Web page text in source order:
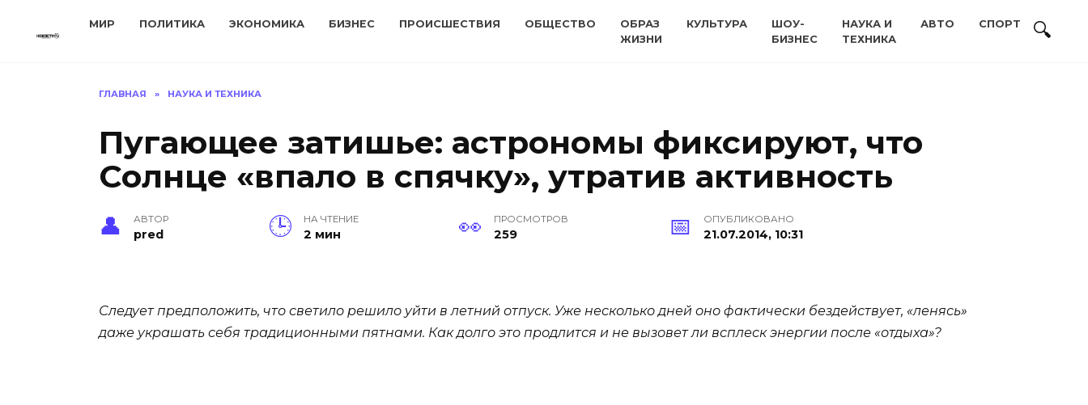
МИР ПОЛИТИКА ЭКОНОМИКА БИЗНЕС ПРОИСШЕСТВИЯ ОБЩЕСТВО
ОБРАЗ
ЖИЗНИ
КУЛЬТУРА
ШОУ-
БИЗНЕС
НАУКА И
ТЕХНИКА
АВТО СПОРТ
ГЛАВНАЯ » НАУКА И ТЕХНИКА
Пугающее затишье: астрономы фиксируют, что
Солнце «впало в спячку», утратив активность
АВТОР
pred
НА ЧТЕНИЕ
2 мин
ПРОСМОТРОВ
259
ОПУБЛИКОВАНО
21.07.2014, 10:31
Следует предположить, что светило решило уйти в летний отпуск. Уже несколько дней оно фактически бездействует, «ленясь»
даже украшать себя традиционными пятнами. Как долго это продлится и не вызовет ли всплеск энергии после «отдыха»?